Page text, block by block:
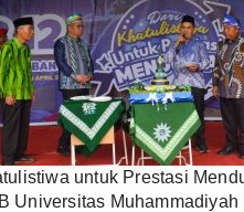
untuk Prestasi
Universitas